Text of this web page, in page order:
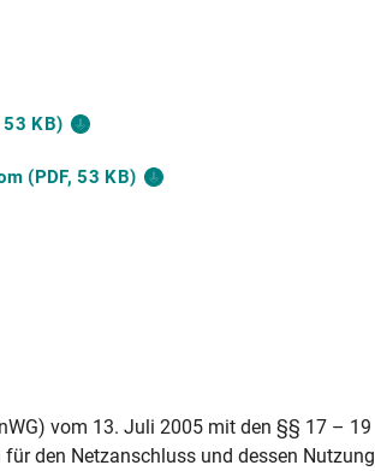
53 KB)
(PDF, 53 KB)
vom 13. Juli 2005 mit den §§ 17 – 19
den Netzanschluss und dessen Nutzung